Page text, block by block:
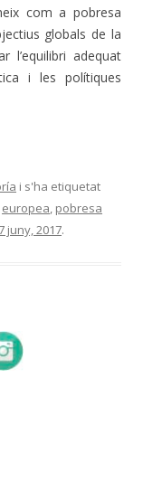
com a pobresa
globals de la
l’equilibri adequat
i les polítiques
i s'ha etiquetat
europea, pobresa
juny, 2017.